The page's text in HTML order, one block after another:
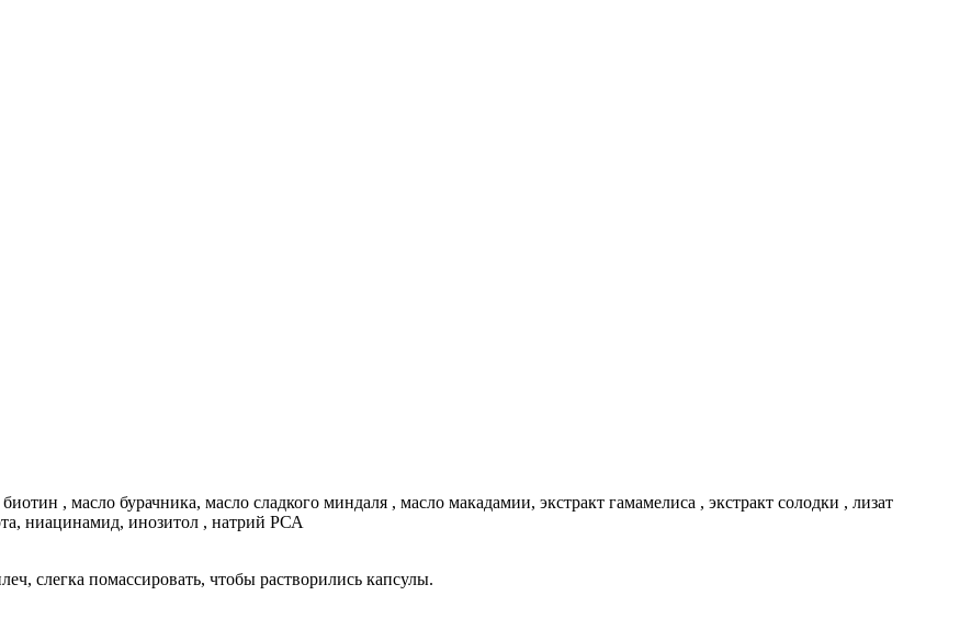
, масло бурачника, масло сладкого миндаля , масло макадамии, экстракт гамамелиса , экстракт солодки , лизат
ниацинамид, инозитол , натрий РСА
слегка помассировать, чтобы растворились капсулы.